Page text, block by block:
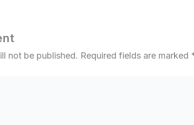
not be published. Required fields are marked